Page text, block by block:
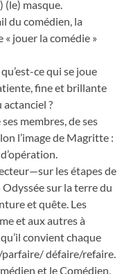
(le) masque.
du comédien, la
jouer la comédie »
ce qui se joue
fine et brillante
?
membres, de ses
l’image de Magritte :
les étapes de
sur la terre du
et quête. Les
et aux autres à
convient chaque
défaire/refaire.
et le Comédien,